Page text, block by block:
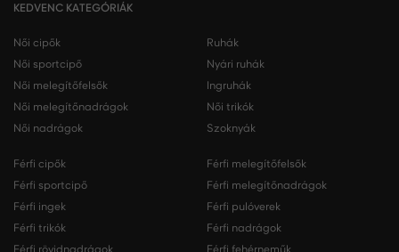
KEDVENC KATEGÓRIÁK
Női cipők
Női sportcipő
Női melegítőfelsők
Női melegítőnadrágok
Női nadrágok
Ruhák
Nyári ruhák
Ingruhák
Női trikók
Szoknyák
Férfi cipők
Férfi sportcipő
Férfi ingek
Férfi trikók
Férfi melegítőfelsők
Férfi melegítőnadrágok
Férfi pulóverek
Férfi nadrágok